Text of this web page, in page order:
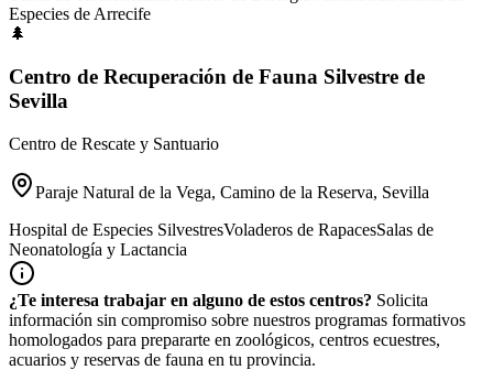
Especies de Arrecife
🌲
Centro de Recuperación de Fauna Silvestre de
Sevilla
Centro de Rescate y Santuario
Paraje Natural de la Vega, Camino de la Reserva, Sevilla
Hospital de Especies SilvestresVoladeros de RapacesSalas de
Neonatología y Lactancia
¿Te interesa trabajar en alguno de estos centros? Solicita
información sin compromiso sobre nuestros programas formativos
homologados para prepararte en zoológicos, centros ecuestres,
acuarios y reservas de fauna en tu provincia.